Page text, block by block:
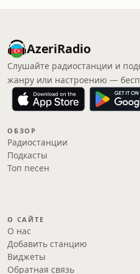
AzeriRadio
Слушайте радиостанции и
жанру или настроению —
ОБЗОР
Радиостанции
Подкасты
Топ песен
О САЙТЕ
О нас
Добавить станцию
Виджеты
Обратная связь